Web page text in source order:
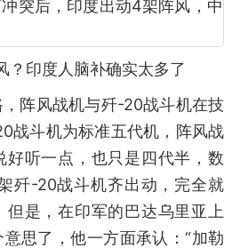
印度人脑补确实太多了
阵风战机与歼-20战斗机在技
战斗机为标准五代机，阵风战
好听一点，也只是四代半，数
歼-20战斗机齐出动，完全就
但是，在印军的巴达乌里亚上
思了，他一方面承认：“加勒